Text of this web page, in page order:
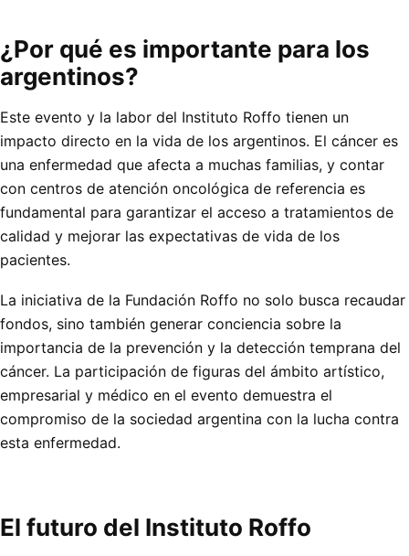
¿Por qué es importante para los
argentinos?
Este evento y la labor del Instituto Roffo tienen un
impacto directo en la vida de los argentinos. El cáncer es
una enfermedad que afecta a muchas familias, y contar
con centros de atención oncológica de referencia es
fundamental para garantizar el acceso a tratamientos de
calidad y mejorar las expectativas de vida de los
pacientes.
La iniciativa de la Fundación Roffo no solo busca recaudar
fondos, sino también generar conciencia sobre la
importancia de la prevención y la detección temprana del
cáncer. La participación de figuras del ámbito artístico,
empresarial y médico en el evento demuestra el
compromiso de la sociedad argentina con la lucha contra
esta enfermedad.
El futuro del Instituto Roffo